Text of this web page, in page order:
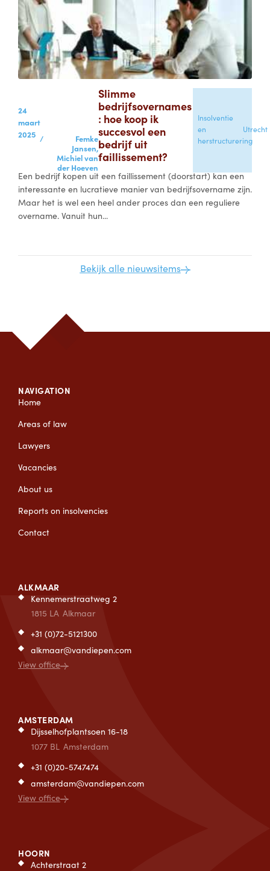
Bekijk alle nieuwsitems
24
maart
2025 /
Femke
Jansen,
Michiel van
der Hoeven
Slimme
bedrijfsovernames
: hoe koop ik
succesvol een
bedrijf uit
faillissement?
Insolventie
en
herstructurering
Utrecht
Een bedrijf kopen uit een faillissement (doorstart) kan een
interessante en lucratieve manier van bedrijfsovername zijn.
Maar het is wel een heel ander proces dan een reguliere
overname. Vanuit hun...
NAVIGATION
Home
Areas of law
Lawyers
Vacancies
About us
Reports on insolvencies
Contact
ALKMAAR
Kennemerstraatweg 2
1815 LA Alkmaar
+31 (0)72-5121300
alkmaar@vandiepen.com
View office
AMSTERDAM
Dijsselhofplantsoen 16-18
1077 BL Amsterdam
+31 (0)20-5747474
amsterdam@vandiepen.com
View office
HOORN
Achterstraat 2